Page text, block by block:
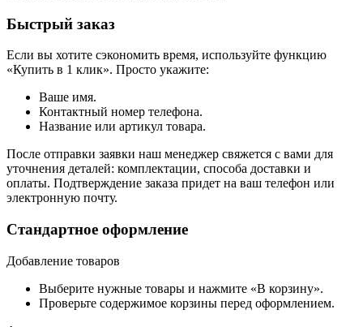
Быстрый заказ
Если вы хотите сэкономить время, используйте функцию
«Купить в 1 клик». Просто укажите:
Ваше имя.
Контактный номер телефона.
Название или артикул товара.
После отправки заявки наш менеджер свяжется с вами для
уточнения деталей: комплектации, способа доставки и
оплаты. Подтверждение заказа придет на ваш телефон или
электронную почту.
Стандартное оформление
Добавление товаров
Выберите нужные товары и нажмите «В корзину».
Проверьте содержимое корзины перед оформлением.